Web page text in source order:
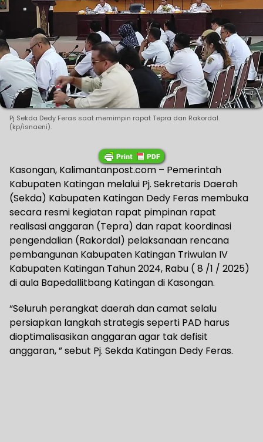
Pj Sekda Dedy Feras saat memimpin rapat Tepra dan Rakordal.
(kp/isnaeni).
Kasongan, Kalimantanpost.com – Pemerintah
Kabupaten Katingan melalui Pj. Sekretaris Daerah
(Sekda) Kabupaten Katingan Dedy Feras membuka
secara resmi kegiatan rapat pimpinan rapat
realisasi anggaran (Tepra) dan rapat koordinasi
pengendalian (Rakordal) pelaksanaan rencana
pembangunan Kabupaten Katingan Triwulan IV
Kabupaten Katingan Tahun 2024, Rabu ( 8 /1 / 2025)
di aula Bapedallitbang Katingan di Kasongan.
“Seluruh perangkat daerah dan camat selalu
persiapkan langkah strategis seperti PAD harus
dioptimalisasikan anggaran agar tak defisit
anggaran, ” sebut Pj. Sekda Katingan Dedy Feras.